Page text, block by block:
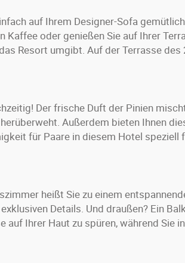
auf Ihrem Designer-Sofa
oder genießen Sie auf Ihrer
Resort umgibt. Auf der Terrasse des
Der frische Duft der Pinien
Außerdem bieten Ihnen
für Paare in diesem Hotel speziell
heißt Sie zu einem
Details. Und draußen? Ein
Ihrer Haut zu spüren, während Sie in